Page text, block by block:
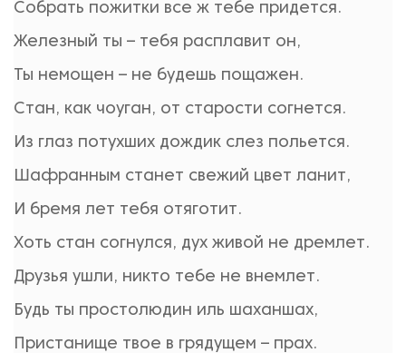
Собрать пожитки все ж тебе придется.
Железный ты – тебя расплавит он,
Ты немощен – не будешь пощажен.
Стан, как чоуган, от старости согнется.
Из глаз потухших дождик слез польется.
Шафранным станет свежий цвет ланит,
И бремя лет тебя отяготит.
Хоть стан согнулся, дух живой не дремлет.
Друзья ушли, никто тебе не внемлет.
Будь ты простолюдин иль шаханшах,
Пристанище твое в грядущем – прах.